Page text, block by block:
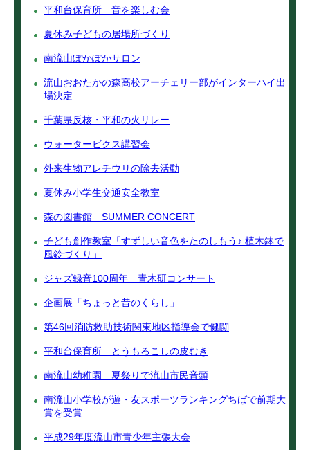
平和台保育所 音を楽しむ会
夏休み子どもの居場所づくり
南流山ぽかぽかサロン
流山おおたかの森高校アーチェリー部がインターハイ出
場決定
千葉県反核・平和の火リレー
ウォータービクス講習会
外来生物アレチウリの除去活動
夏休み小学生交通安全教室
森の図書館 SUMMER CONCERT
子ども創作教室「すずしい音色をたのしもう♪ 植木鉢で
風鈴づくり」
ジャズ録音100周年 青木研コンサート
企画展「ちょっと昔のくらし」
第46回消防救助技術関東地区指導会で健闘
平和台保育所 とうもろこしの皮むき
南流山幼稚園 夏祭りで流山市民音頭
南流山小学校が遊・友スポーツランキングちばで前期大
賞を受賞
平成29年度流山市青少年主張大会